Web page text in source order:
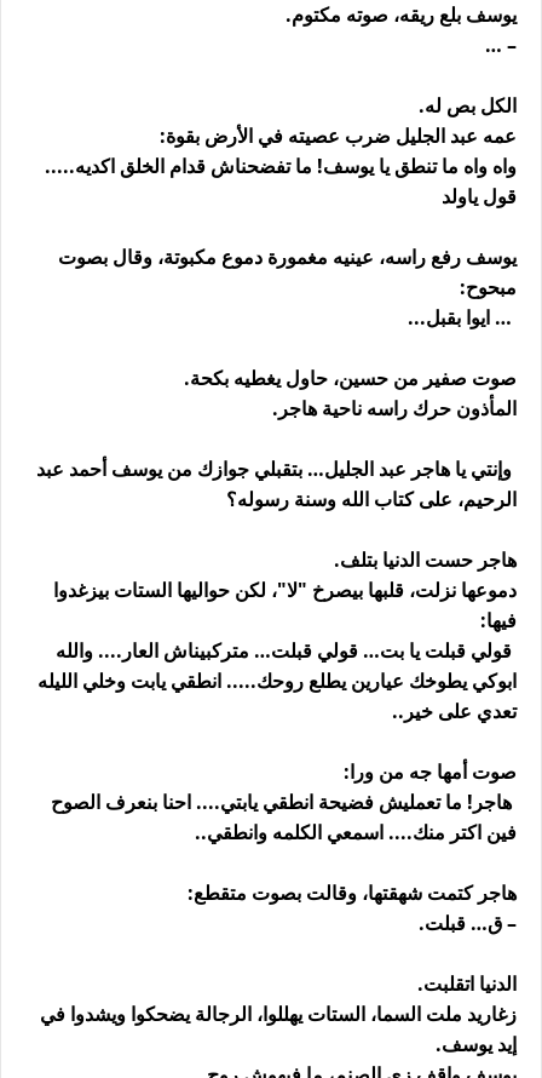
يوسف بلع ريقه، صوته مكتوم.
– …
الكل بص له.
عمه عبد الجليل ضرب عصيته في الأرض بقوة:
واه واه ما تنطق يا يوسف! ما تفضحناش قدام الخلق اكديه.....
قول ياولد
يوسف رفع راسه، عينيه مغمورة دموع مكبوتة، وقال بصوت
مبحوح:
… ايوا بقبل...
صوت صفير من حسين، حاول يغطيه بكحة.
المأذون حرك راسه ناحية هاجر.
وإنتي يا هاجر عبد الجليل… بتقبلي جوازك من يوسف أحمد عبد
الرحيم، على كتاب الله وسنة رسوله؟
هاجر حست الدنيا بتلف.
دموعها نزلت، قلبها بيصرخ "لا"، لكن حواليها الستات بيزغدوا
فيها:
قولي قبلت يا بت… قولي قبلت… متركبيناش العار.... والله
ابوكي يطوخك عيارين يطلع روحك..... انطقي يابت وخلي الليله
تعدي على خير..
صوت أمها جه من ورا:
هاجر! ما تعمليش فضيحة انطقي يابتي.... احنا بنعرف الصوح
فين اكتر منك.... اسمعي الكلمه وانطقي..
هاجر كتمت شهقتها، وقالت بصوت متقطع:
– ق… قبلت.
الدنيا اتقلبت.
زغاريد ملت السما، الستات يهللوا، الرجالة يضحكوا ويشدوا في
إيد يوسف.